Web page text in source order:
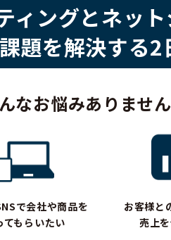
ィングとネッ
課題を解決する2
なお悩みありませ
で会社や商品を
てもらいたい
お客様と
売上